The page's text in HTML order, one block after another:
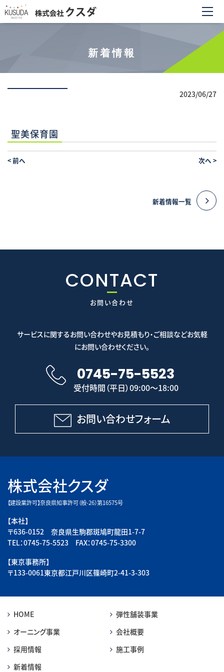
新着情報
2023/06/27
聖美保育園
<前へ 次へ >
新着情報一覧
CONTACT
お問い合わせ
サービスに関するお問い合わせやお見積もり・ご相談などお気軽
にお問い合わせください。
0745-75-5523
受付時間（平日）09:00～18:00
お問い合わせフォーム
株式会社クスダ
【建設業許可】奈良県知事許可（般-26）第16575号
【本社】
〒636-0152 奈良県生駒郡斑鳩町龍田1-7-7
TEL：0745-75-5523 FAX：0745-75-3300
【東京事務所】
〒133-0061東京都江戸川区篠崎町2-41-3-303
HOME
弾性舗装事業
オーニング事業
会社概要
採用情報
施工事例
新着情報